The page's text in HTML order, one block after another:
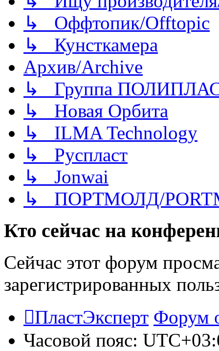
↳ Оффтопик/Offtopic
↳ Кунсткамера
Архив/Archive
↳ Группа
↳ Новая Орбита
↳ ILMA Technology
↳ Руспласт
↳ Jonwai
↳ ПОРТМОЛД/
Кто сейчас на
Сейчас этот форум
зарегистрированных
ПластЭксперт Форум
Часовой пояс: